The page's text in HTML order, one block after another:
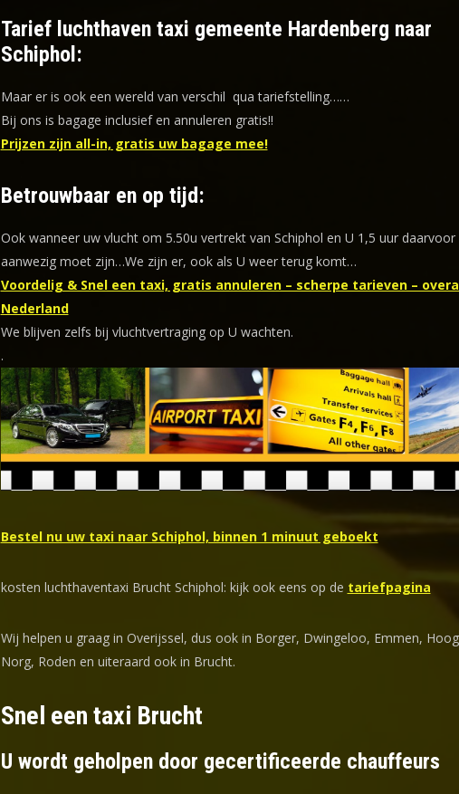
Tarief luchthaven taxi gemeente Hardenberg naar
Schiphol:
Maar er is ook een wereld van verschil qua tariefstelling……
Bij ons is bagage inclusief en annuleren gratis!!
Prijzen zijn all-in, gratis uw bagage mee!
Betrouwbaar en op tijd:
Ook wanneer uw vlucht om 5.50u vertrekt van Schiphol en U 1,5 uur daarvoor
aanwezig moet zijn…We zijn er, ook als U weer terug komt…
Voordelig & Snel een taxi, gratis annuleren – scherpe tarieven –
Nederland
We blijven zelfs bij vluchtvertraging op U wachten.
.
Bestel nu uw taxi naar Schiphol, binnen 1 minuut geboekt
kosten luchthaventaxi Brucht Schiphol: kijk ook eens op de tariefpagina
Wij helpen u graag in Overijssel, dus ook in Borger, Dwingeloo, Emmen,
Norg, Roden en uiteraard ook in Brucht.
Snel een taxi Brucht
U wordt geholpen door gecertificeerde chauffeurs